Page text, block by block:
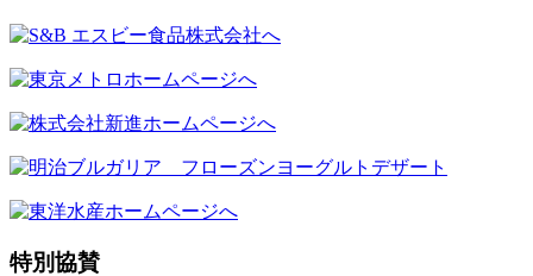
特別協賛